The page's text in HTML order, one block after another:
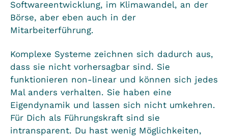
Softwareentwicklung, im Klimawandel, an der
Börse, aber eben auch in der
Mitarbeiterführung.
Komplexe Systeme zeichnen sich dadurch aus,
dass sie nicht vorhersagbar sind. Sie
funktionieren non-linear und können sich jedes
Mal anders verhalten. Sie haben eine
Eigendynamik und lassen sich nicht umkehren.
Für Dich als Führungskraft sind sie
intransparent. Du hast wenig Möglichkeiten,